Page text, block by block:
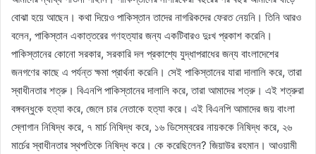
বোঝা হয়ে আছেন। কথা দিয়েও পাকিস্তান তাদের নাগরিকদের ফেরত নেয়নি। তিনি আরও
বলেন, পাকিস্তান একাত্তরের গণহত্যার জন্য একটিবারও দুঃখ প্রকাশ করেনি।
পাকিস্তানের কোনো সরকার, সরকারি দল প্রকাশ্যে যুদ্ধাপরাধের জন্য বাংলাদেশের
জনগণের কাছে এ পর্যন্ত ক্ষমা প্রার্থনা করেনি। সেই পাকিস্তানের যারা দালালি করে, তারা
স্বাধীনতার শত্রু। বিএনপি পাকিস্তানের দালালি করে, তারা আমাদের শত্রু। এই শত্রুরা
বঙ্গবন্ধুকে হত্যা করে, জেলে চার নেতাকে হত্যা করে। এই বিএনপি আমাদের জয় বাংলা
স্লোগান নিষিদ্ধ করে, ৭ মার্চ নিষিদ্ধ করে, ১৬ ডিসেম্বরের নায়ককে নিষিদ্ধ করে, ২৬
মার্চের স্বাধীনতার স্থপতিকে নিষিদ্ধ করে। কে করেছিলেন? জিয়াউর রহমান। আওয়ামী